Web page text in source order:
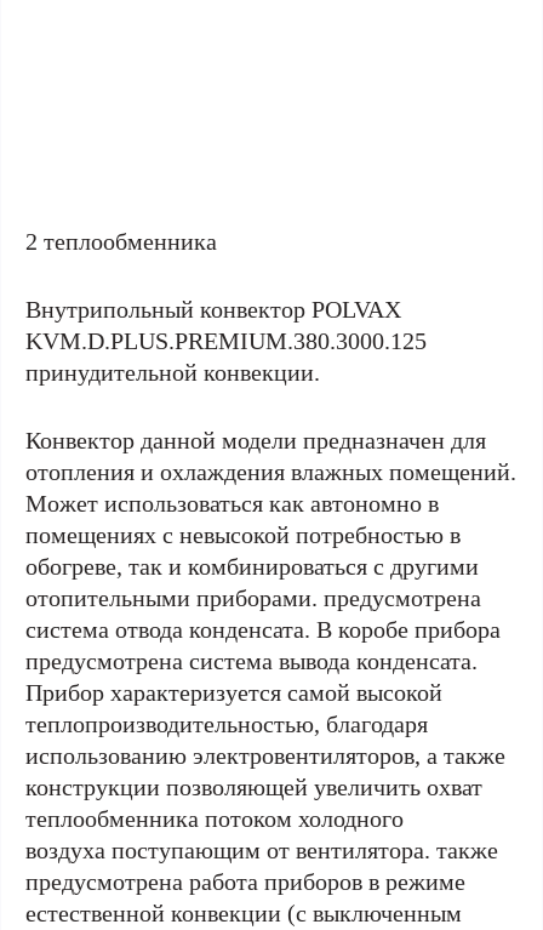
2 теплообменника
Внутрипольный конвектор POLVAX
KVM.D.PLUS.PREMIUM.380.3000.125
принудительной конвекции.
Конвектор данной модели предназначен для
отопления и охлаждения влажных помещений.
Может использоваться как автономно в
помещениях с невысокой потребностью в
обогреве, так и комбинироваться с другими
отопительными приборами. предусмотрена
система отвода конденсата. В коробе прибора
предусмотрена система вывода конденсата.
Прибор характеризуется самой высокой
теплопроизводительностью, благодаря
использованию электровентиляторов, а также
конструкции позволяющей увеличить охват
теплообменника потоком холодного
воздуха поступающим от вентилятора. также
предусмотрена работа приборов в режиме
естественной конвекции (с выключенным